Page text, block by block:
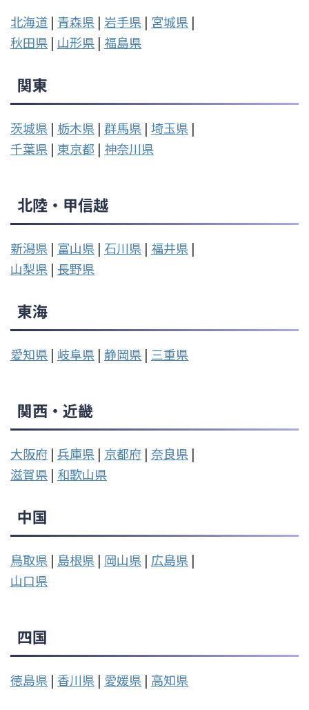
北海道 | 青森県 | 岩手県 | 宮城県 |
秋田県 | 山形県 | 福島県
関東
茨城県 | 栃木県 | 群馬県 | 埼玉県 |
千葉県 | 東京都 | 神奈川県
北陸・甲信越
新潟県 | 富山県 | 石川県 | 福井県 |
山梨県 | 長野県
東海
愛知県 | 岐阜県 | 静岡県 | 三重県
関西・近畿
大阪府 | 兵庫県 | 京都府 | 奈良県 |
滋賀県 | 和歌山県
中国
鳥取県 | 島根県 | 岡山県 | 広島県 |
山口県
四国
徳島県 | 香川県 | 愛媛県 | 高知県